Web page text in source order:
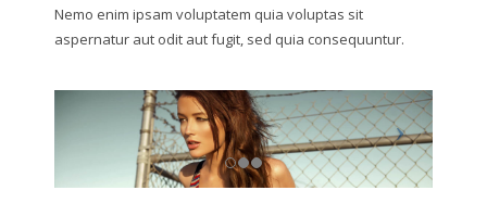
Nemo enim ipsam voluptatem quia voluptas sit
aspernatur aut odit aut fugit, sed quia consequuntur.